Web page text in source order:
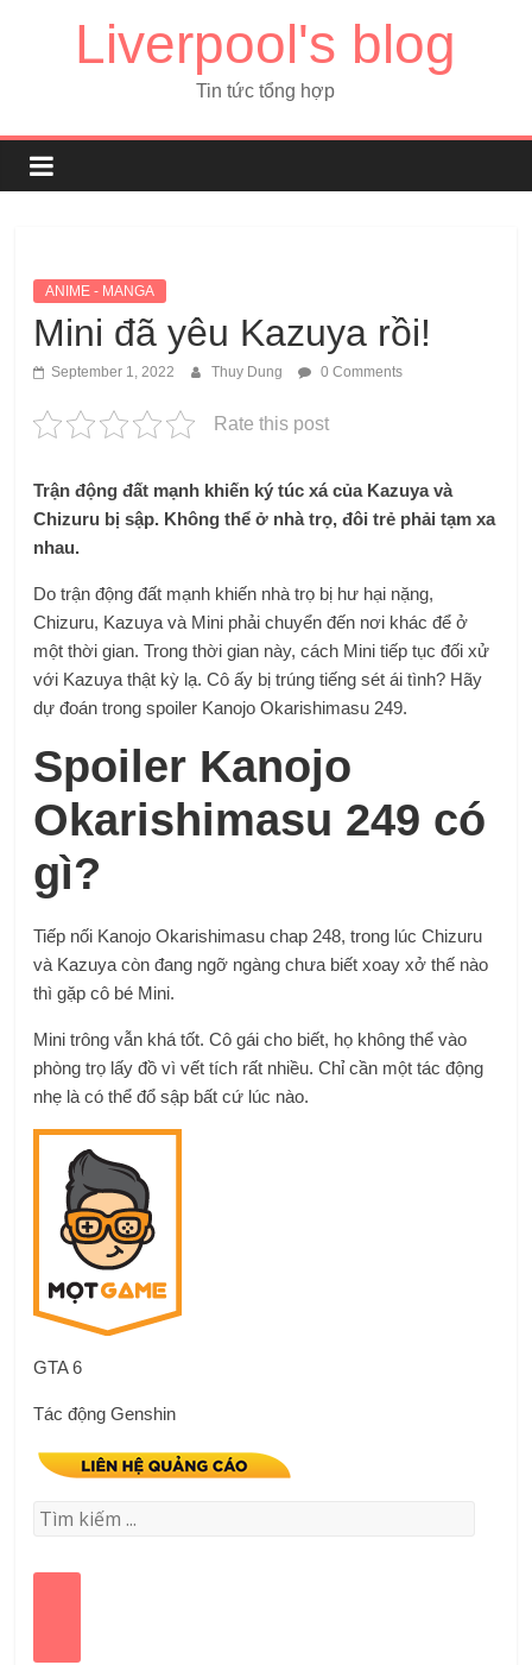
Liverpool's blog
Tin tức tổng hợp
ANIME - MANGA
Mini đã yêu Kazuya rồi!
September 1, 2022 Thuy Dung 0 Comments
Rate this post
Trận động đất mạnh khiến ký túc xá của Kazuya và
Chizuru bị sập. Không thể ở nhà trọ, đôi trẻ phải tạm xa
nhau.
Do trận động đất mạnh khiến nhà trọ bị hư hại nặng,
Chizuru, Kazuya và Mini phải chuyển đến nơi khác để ở
một thời gian. Trong thời gian này, cách Mini tiếp tục đối xử
với Kazuya thật kỳ lạ. Cô ấy bị trúng tiếng sét ái tình? Hãy
dự đoán trong spoiler Kanojo Okarishimasu 249.
Spoiler Kanojo
Okarishimasu 249 có
gì?
Tiếp nối Kanojo Okarishimasu chap 248, trong lúc Chizuru
và Kazuya còn đang ngỡ ngàng chưa biết xoay xở thế nào
thì gặp cô bé Mini.
Mini trông vẫn khá tốt. Cô gái cho biết, họ không thể vào
phòng trọ lấy đồ vì vết tích rất nhiều. Chỉ cần một tác động
nhẹ là có thể đổ sập bất cứ lúc nào.
GTA 6
Tác động Genshin